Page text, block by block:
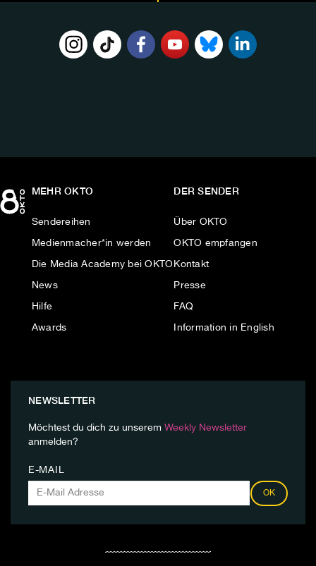
MEHR OKTO
Sendereihen
Medienmacher*in werden
Die Media Academy bei OKTO
News
Hilfe
Awards
DER SENDER
Über OKTO
OKTO empfangen
Kontakt
Presse
FAQ
Information in English
NEWSLETTER
Möchtest du dich zu unserem Weekly Newsletter
anmelden?
E-MAIL
OK